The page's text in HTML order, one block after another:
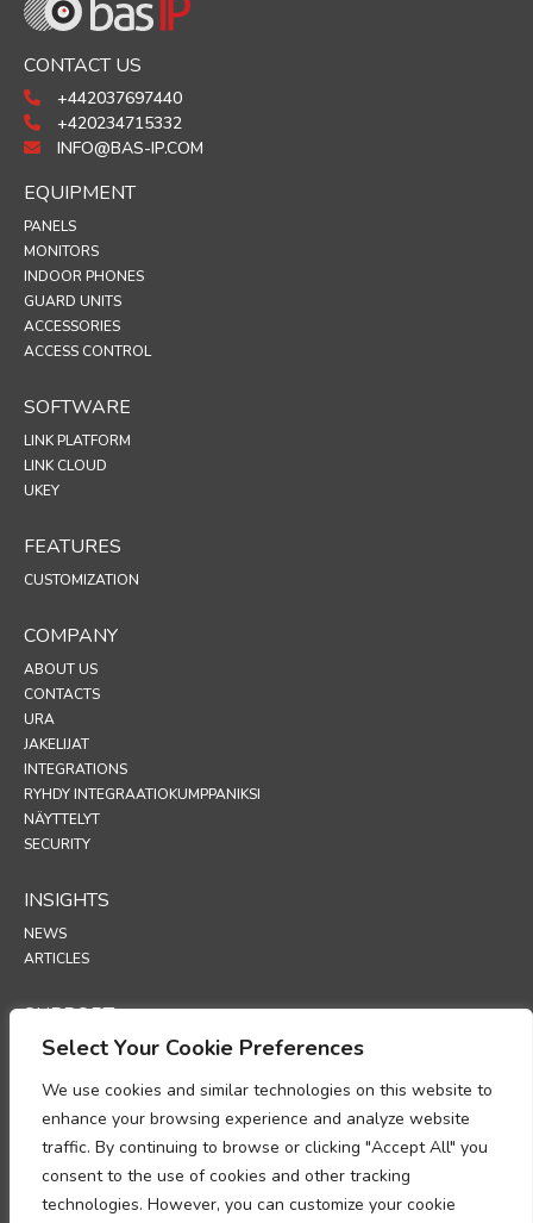
Select Your Cookie Preferences
We use cookies and similar technologies on this website to
enhance your browsing experience and analyze website
traffic. By continuing to browse or clicking "Accept All" you
consent to the use of cookies and other tracking
technologies. However, you can customize your cookie
CONTACT US
+442037697440
+420234715332
INFO@BAS-IP.COM
EQUIPMENT
PANELS
MONITORS
INDOOR PHONES
GUARD UNITS
ACCESSORIES
ACCESS CONTROL
SOFTWARE
LINK PLATFORM
LINK CLOUD
UKEY
FEATURES
CUSTOMIZATION
COMPANY
ABOUT US
CONTACTS
URA
JAKELIJAT
INTEGRATIONS
RYHDY INTEGRAATIOKUMPPANIKSI
NÄYTTELYT
SECURITY
INSIGHTS
NEWS
ARTICLES
SUPPORT
TECHNICAL PORTAL
POLICIES
TIETOSUOJAKÄYTÄNTÖ
EVÄSTEKÄYTÄNTÖ
MUISTIO HENKILÖTIETOJEN KÄSITTELYN
VAATIMUSTENMUKAISUUDESTA